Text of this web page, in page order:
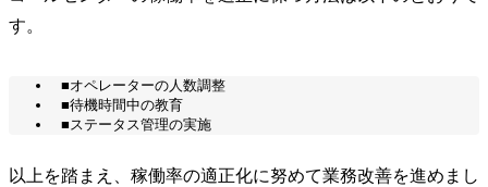
す。
■オペレーターの人数調整
■待機時間中の教育
■ステータス管理の実施
以上を踏まえ、稼働率の適正化に努めて業務改善を進めまし